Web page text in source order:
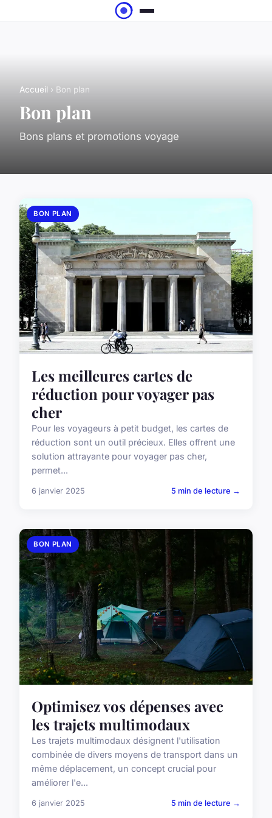
Accueil › Bon plan
Bon plan
Bons plans et promotions voyage
BON PLAN
Les meilleures cartes de
réduction pour voyager pas
cher
Pour les voyageurs à petit budget, les cartes de
réduction sont un outil précieux. Elles offrent une
solution attrayante pour voyager pas cher,
permet...
6 janvier 2025 5 min de lecture →
BON PLAN
Optimisez vos dépenses avec
les trajets multimodaux
Les trajets multimodaux désignent l'utilisation
combinée de divers moyens de transport dans un
même déplacement, un concept crucial pour
améliorer l'e...
6 janvier 2025 5 min de lecture →